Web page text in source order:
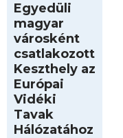
Egyedüli
magyar
városként
csatlakozott
Keszthely az
Európai
Vidéki
Tavak
Hálózatához